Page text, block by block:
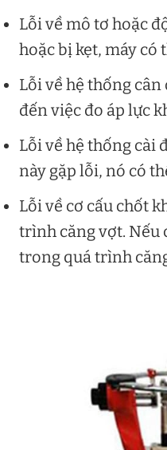
Lỗi về mô tơ hoặc
hoặc bị kẹt, máy có
Lỗi về hệ thống
đến việc đo áp lực
Lỗi về hệ thống cài
này gặp lỗi, nó có
Lỗi về cơ cấu chốt
trình căng vợt. Nếu
trong quá trình